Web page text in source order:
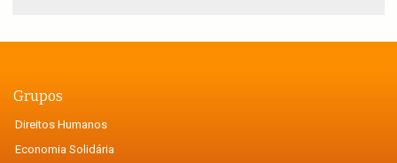
Grupos
Direitos Humanos
Economia Solidária